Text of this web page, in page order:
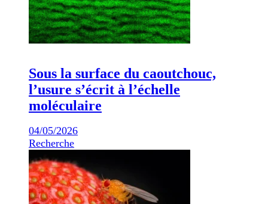
Sous la surface du caoutchouc,
l’usure s’écrit à l’échelle
moléculaire
04/05/2026
Recherche